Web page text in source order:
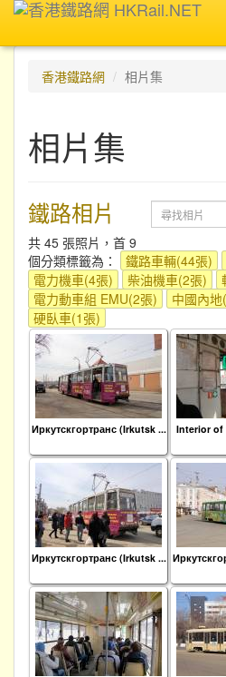
香港鐵路網
相片集
相片集
鐵路相片
共 45 張照片，首 9
個分類標籤為：
鐵路車輛(44張)
電力機車(4張)
柴油機車(2張)
電力動車組 EMU(2張)
中國內
硬臥車(1張)
Иркутскгортранс (Irkutsk ... Interior of
Иркутскгортранс (Irkutsk ...